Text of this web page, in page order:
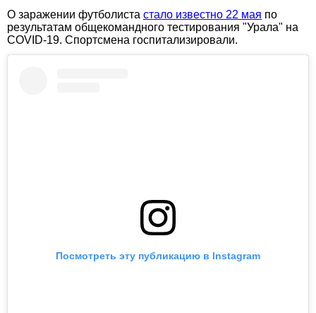
О заражении футболиста стало известно 22 мая по
результатам общекомандного тестирования "Урала" на
COVID-19. Спортсмена госпитализировали.
Посмотреть эту публикацию в Instagram